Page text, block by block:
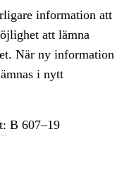
information att
att lämna
När ny information
i nytt
B 607–19